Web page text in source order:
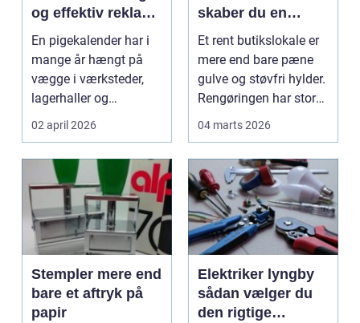
og effektiv reklame
året rundt
En pigekalender har i
mange år hængt på
vægge i værksteder,
lagerhaller og
frokoststuer over hele
02 april 2026
skaber du en
butik, kunderne
har lyst til at
komme tilbage til
Et rent butikslokale er
mere end bare pæne
gulve og støvfri hylder.
Rengøringen har stor
betydning f...
04 marts 2026
Stempler mere end
bare et aftryk på
papir
Elektriker lyngby
sådan vælger du
den rigtige